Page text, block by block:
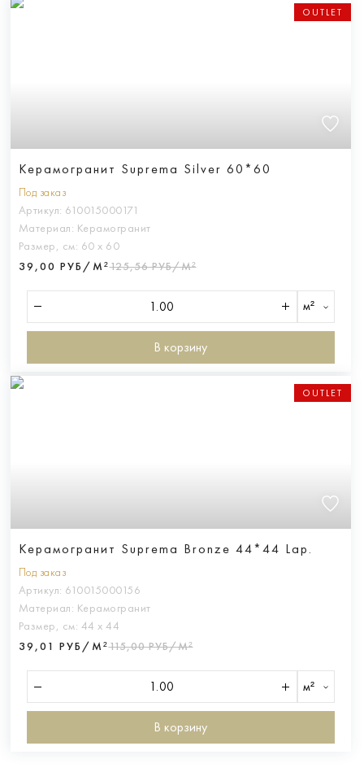
OUTLET
Керамогранит Suprema Silver 60*60
Под заказ
Артикул: 610015000171
Материал: Керамогранит
Размер, см: 60 х 60
39,00 РУБ/М²125,56 РУБ/М²
м²
В корзину
OUTLET
Керамогранит Suprema Bronze 44*44 Lap.
Под заказ
Артикул: 610015000156
Материал: Керамогранит
Размер, см: 44 х 44
39,01 РУБ/М²115,00 РУБ/М²
м²
В корзину